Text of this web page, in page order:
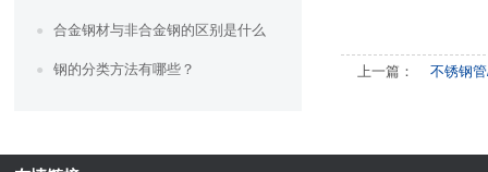
合金钢材与非合金钢的区别是什么
钢的分类方法有哪些？ 上一篇： 不锈钢